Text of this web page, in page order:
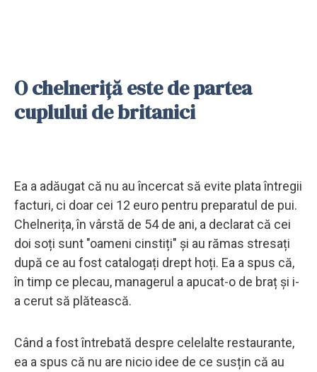
O chelneriță este de partea
cuplului de britanici
Ea a adăugat că nu au încercat să evite plata întregii
facturi, ci doar cei 12 euro pentru preparatul de pui.
Chelnerița, în vârstă de 54 de ani, a declarat că cei
doi soți sunt "oameni cinstiți" și au rămas stresați
după ce au fost catalogați drept hoți. Ea a spus că,
în timp ce plecau, managerul a apucat-o de braț și i-
a cerut să plătească.
Când a fost întrebată despre celelalte restaurante,
ea a spus că nu are nicio idee de ce susțin că au